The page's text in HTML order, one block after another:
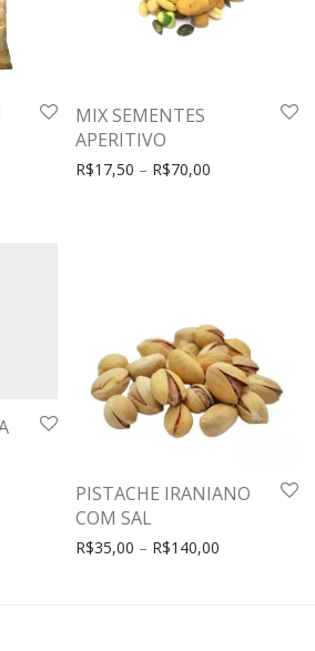
MIX SEMENTES
APERITIVO
R$17,50 – R$70,00
PISTACHE IRANIANO
COM SAL
R$35,00 – R$140,00